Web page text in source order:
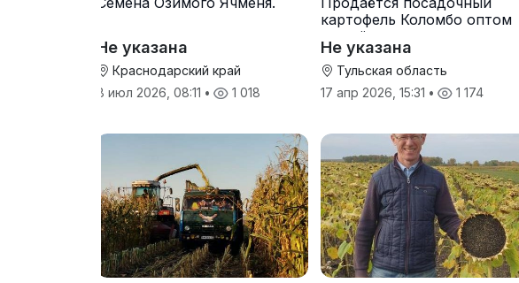
Не указана
Краснодарский край
8 июл 2026, 08:11 • 1 018
картофель Коломбо оптом
от трёх тонн
Не указана
Тульская область
17 апр 2026, 15:31 • 1 174